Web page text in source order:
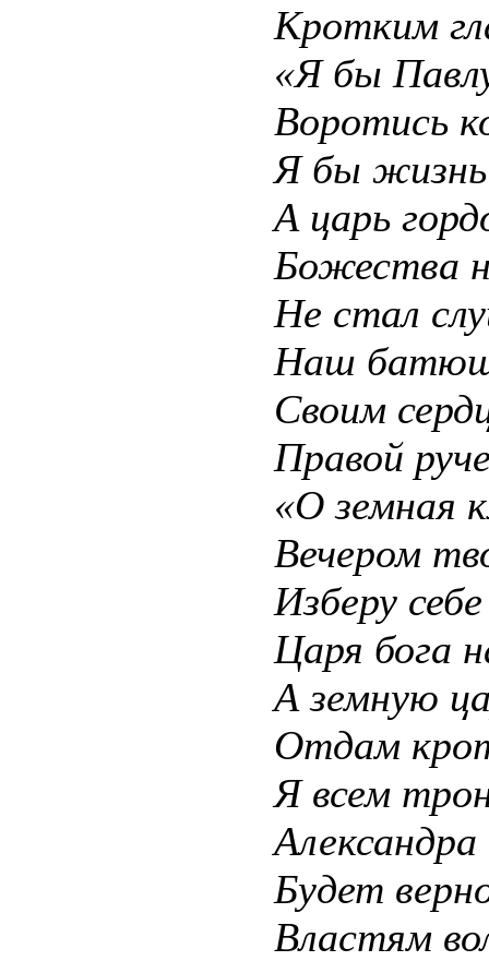
Кротким
«Я бы
Воротись
Я бы жизнь
А царь
Божества
Не стал
Наш
Своим
Правой
«О земная
Вечером
Изберу себе
Царя бога
А земную
Отдам
Я всем
Александра
Будет
Властям